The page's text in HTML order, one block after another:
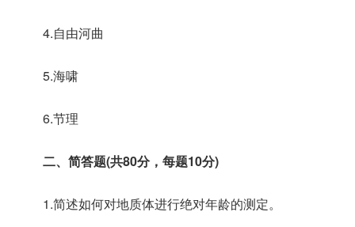
4.自由河曲
5.海啸
6.节理
二、简答题(共80分，每题10分)
1.简述如何对地质体进行绝对年龄的测定。